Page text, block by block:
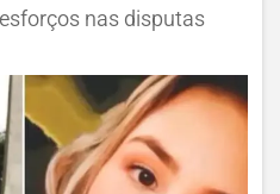
nas disputas